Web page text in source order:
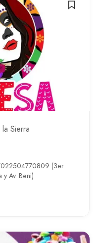
Sierra
(3er
Av. Beni)